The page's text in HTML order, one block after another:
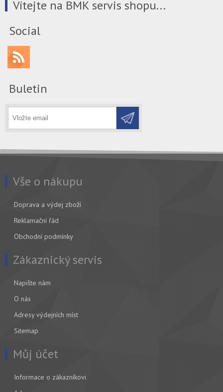
Vítejte na BMK servis shopu...
Social
Buletin
Vše o nákupu
Doprava a výdej zboží
Reklamační řád
Obchodní podmínky
Zákaznický servis
Napište nám
O nás
Adresy výdejních míst
Sitemap
Můj účet
Informace o zákazníkovi